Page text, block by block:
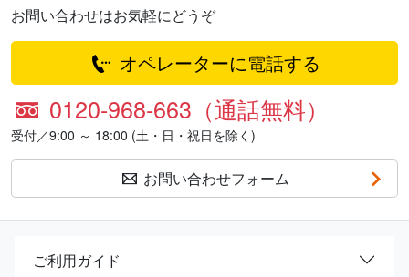
お問い合わせはお気軽にどうぞ
オペレーターに電話する
0120-968-663（通話無料）
受付／9:00 ～ 18:00 (土・日・祝日を除く)
お問い合わせフォーム
ご利用ガイド